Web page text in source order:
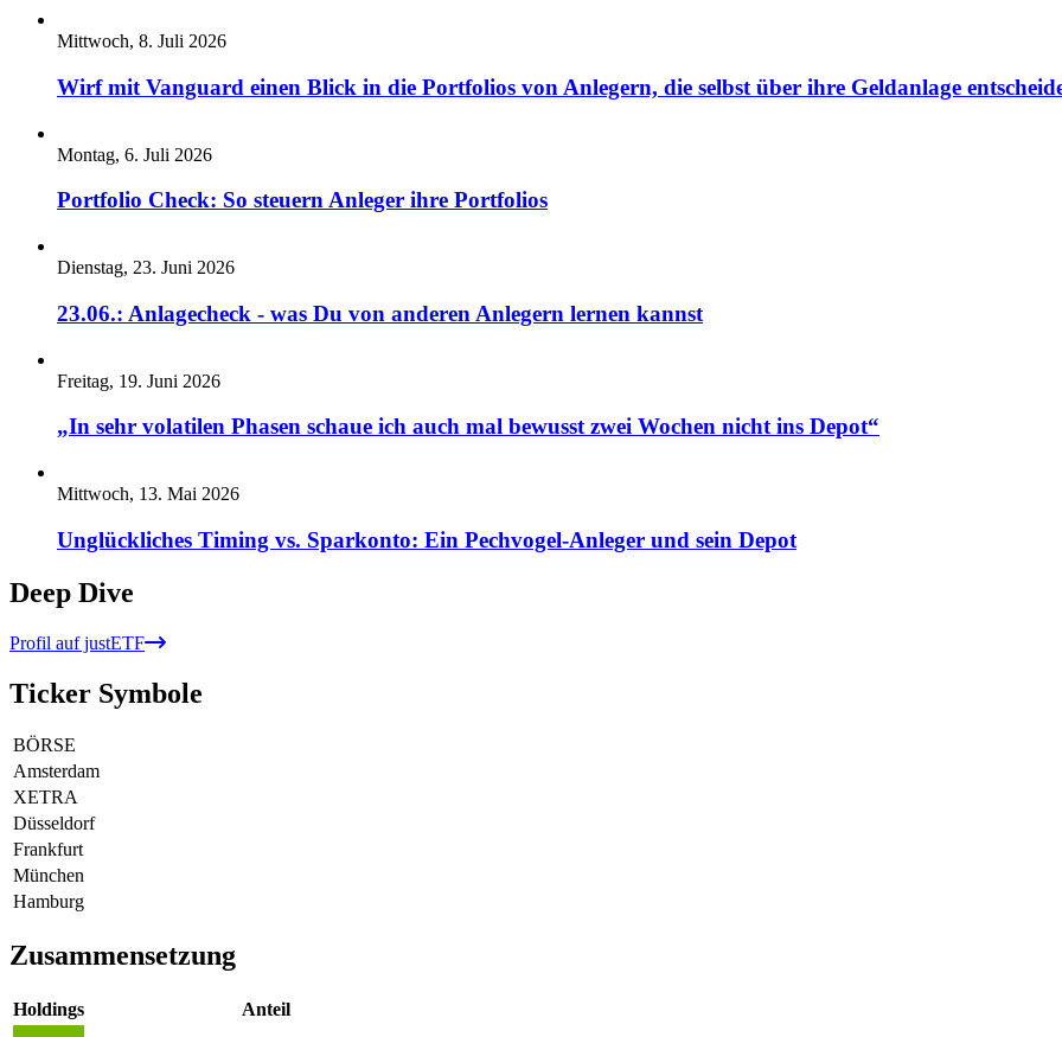
Mittwoch, 8. Juli 2026
Wirf mit Vanguard einen Blick in die Portfolios von Anlegern, die selbst über ihre Geldanlage
Montag, 6. Juli 2026
Portfolio Check: So steuern Anleger ihre Portfolios
Dienstag, 23. Juni 2026
23.06.: Anlagecheck - was Du von anderen Anlegern lernen kannst
Freitag, 19. Juni 2026
„In sehr volatilen Phasen schaue ich auch mal bewusst zwei Wochen nicht ins Depot“
Mittwoch, 13. Mai 2026
Unglückliches Timing vs. Sparkonto: Ein Pechvogel-Anleger und sein Depot
Deep Dive
Profil auf justETF
Ticker Symbole
BÖRSE
Amsterdam
XETRA
Düsseldorf
Frankfurt
München
Hamburg
Zusammensetzung
Holdings Anteil